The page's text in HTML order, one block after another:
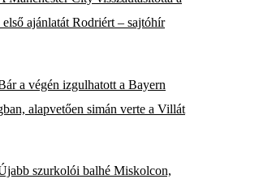
ajánlatát Rodriért – sajtóhír
a végén izgulhatott a Bayern
alapvetően simán verte a Villát
szurkolói balhé Miskolcon,